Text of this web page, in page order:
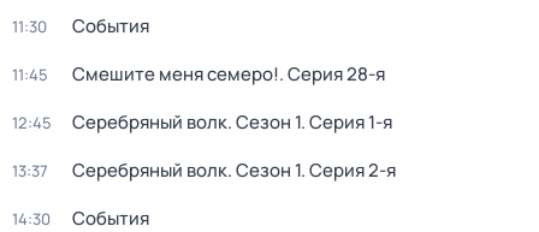
11:30 События
11:45 Смешите меня семеро!. Серия 28-я
12:45 Серебряный волк. Сезон 1. Серия 1-я
13:37 Серебряный волк. Сезон 1. Серия 2-я
14:30 События